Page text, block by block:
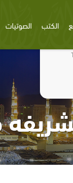
We
الكتب الصوتيات